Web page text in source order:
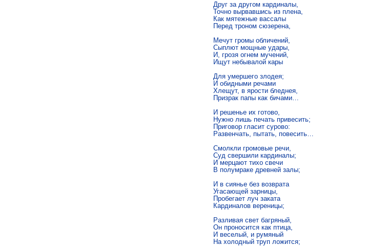
Друг за другом кардиналы,
Точно вырвавшись из плена,
Как мятежные вассалы
Перед троном сюзерена,
Мечут громы обличений,
Сыплют мощные удары,
И, грозя огнем мучений,
Ищут небывалой кары
Для умершего злодея;
И обидными речами
Хлещут, в ярости бледнея,
Призрак папы как бичами…
И решенье их готово,
Нужно лишь печать привесить;
Приговор гласит сурово:
Развенчать, пытать, повесить…
Смолкли громовые речи,
Суд свершили кардиналы;
И мерцают тихо свечи
В полумраке древней залы;
И в сиянье без возврата
Угасающей зарницы,
Пробегает луч заката
Кардиналов вереницы;
Разливая свет багряный,
Он проносится как птица,
И веселый, и румяный
На холодный труп ложится;